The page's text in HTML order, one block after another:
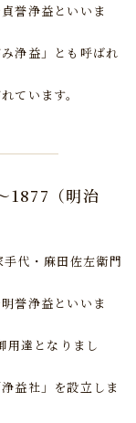
誉浄益といいま
浄益」とも呼ばれ
ています。
1877（明治
代・麻田佐左衛門
誉浄益といいま
用達となりまし
益社」を設立しま